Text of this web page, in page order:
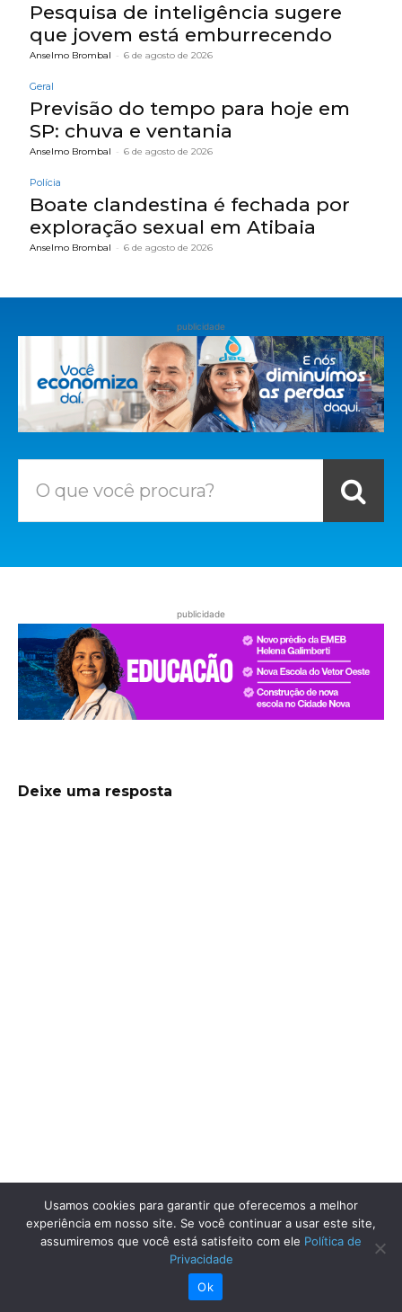
Pesquisa de inteligência sugere
que jovem está emburrecendo
Anselmo Brombal - 6 de agosto de 2026
Geral
Previsão do tempo para hoje em
SP: chuva e ventania
Anselmo Brombal - 6 de agosto de 2026
Polícia
Boate clandestina é fechada por
exploração sexual em Atibaia
Anselmo Brombal - 6 de agosto de 2026
publicidade
O que você procura?
publicidade
Deixe uma resposta
Usamos cookies para garantir que oferecemos a melhor
experiência em nosso site. Se você continuar a usar este site,
assumiremos que você está satisfeito com ele Política de
Privacidade
Ok